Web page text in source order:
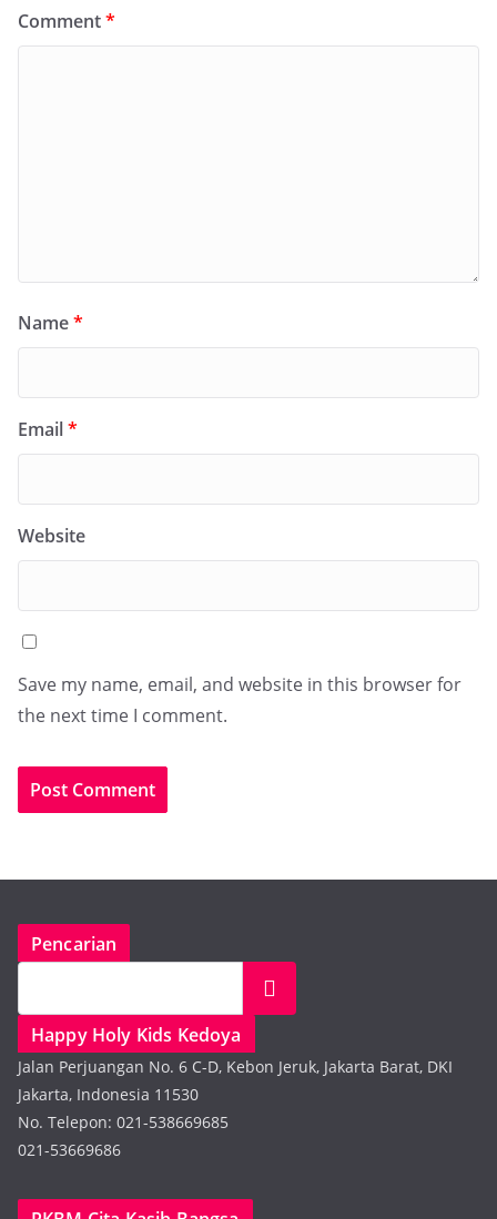
Comment*
Name*
Email*
Website
Save my name, email, and website in this browser for
the next time I comment.
Pencarian
Search
Happy Holy Kids Kedoya
Jalan Perjuangan No. 6 C-D, Kebon Jeruk, Jakarta Barat, DKI
Jakarta, Indonesia 11530
No. Telepon: 021-538669685
021-53669686